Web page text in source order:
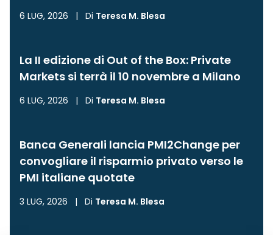
6 LUG, 2026 | Di Teresa M. Blesa
La II edizione di Out of the Box: Private
Markets si terrà il 10 novembre a Milano
6 LUG, 2026 | Di Teresa M. Blesa
Banca Generali lancia PMI2Change per
convogliare il risparmio privato verso le
PMI italiane quotate
3 LUG, 2026 | Di Teresa M. Blesa